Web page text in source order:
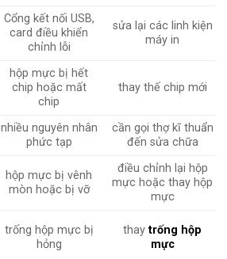
Cổng kết nối USB,
card điều khiển
chỉnh lỗi
sửa lại các linh kiện
máy in
hộp mực bị hết
chip hoặc mất
chip
thay thế chip mới
nhiều nguyên nhân
phức tạp
cần gọi thợ kĩ thuẩn
đến sửa chữa
hộp mực bị vênh
mòn hoặc bị vỡ
điều chỉnh lại hộp
mực hoặc thay hộp
mực
trống hộp mực bị
hỏng
thaytrống hộp
mực